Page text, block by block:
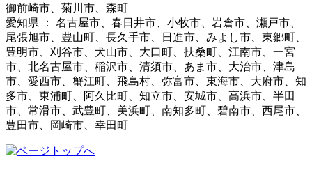
御前崎市、菊川市、森町
愛知県 ： 名古屋市、春日井市、小牧市、岩倉市、瀬戸市、
尾張旭市、豊山町、長久手市、日進市、みよし市、東郷町、
豊明市、刈谷市、犬山市、大口町、扶桑町、江南市、一宮
市、北名古屋市、稲沢市、清須市、あま市、大治市、津島
市、愛西市、蟹江町、飛島村、弥富市、東海市、大府市、知
多市、東浦町、阿久比町、知立市、安城市、高浜市、半田
市、常滑市、武豊町、美浜町、南知多町、碧南市、西尾市、
豊田市、岡崎市、幸田町